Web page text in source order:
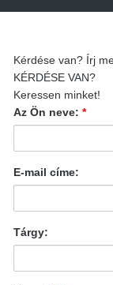
Kérdése van? Írj
KÉRDÉSE VAN?
Keressen minket!
Az Ön neve: *
E-mail címe:
Tárgy: